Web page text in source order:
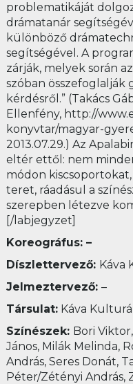
problematikáját
drámatanár
különböző
segítségével. A
zárják, melyek során
szóban összefoglalják
kérdésről.” (Takács
Ellenfény, http://
konyvtar/magyar-
2013.07.29.) Az
eltér ettől: nem
módon
teret, ráadásul a
szerepben létezve
[/labjegyzet]
Koreográfus: –
Díszlettervező: Káva
Jelmeztervező: –
Társulat:Káva
Színészek: Bori
János, Milák Melinda,
András, Seres Donát,
Péter/Zétényi András,